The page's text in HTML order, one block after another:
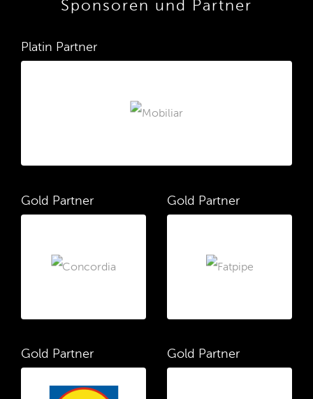
Sponsoren und Partner
Platin Partner
Gold Partner Gold Partner
Gold Partner Gold Partner